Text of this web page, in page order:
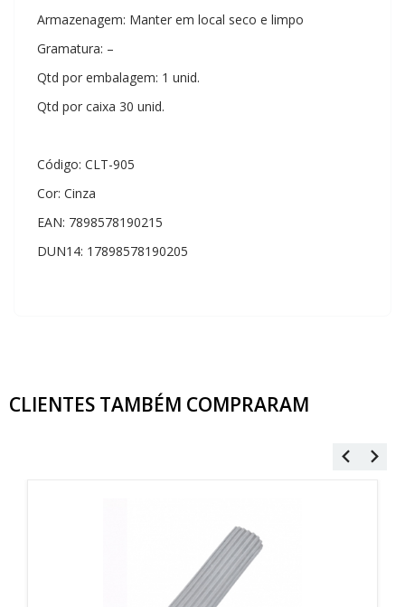
Armazenagem: Manter em local seco e limpo
Gramatura: –
Qtd por embalagem: 1 unid.
Qtd por caixa 30 unid.
Código: CLT-905
Cor: Cinza
EAN: 7898578190215
DUN14: 17898578190205
CLIENTES TAMBÉM COMPRARAM